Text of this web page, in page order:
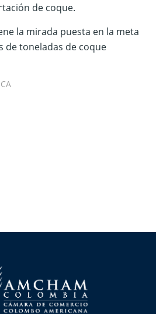
de coque.
la mirada puesta en la meta
de toneladas de coque